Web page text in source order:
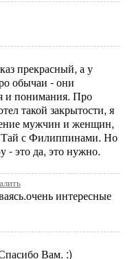
прекрасный, а у
обычаи - они
и понимания. Про
такой закрытости, я
мужчин и женщин,
Тай с Филиппинами. Но
- это да, это нужно.
интересные
Вам. :)